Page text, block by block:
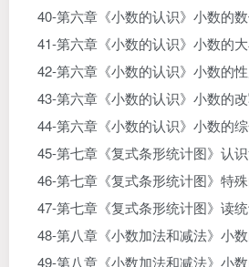
40-第六章《小数的认识》小数的
41-第六章《小数的认识》小数的
42-第六章《小数的认识》小数的
43-第六章《小数的认识》小数的
44-第六章《小数的认识》小数的
45-第七章《复式条形统计图》认
46-第七章《复式条形统计图》特
47-第七章《复式条形统计图》读
48-第八章《小数加法和减法》小
49-第八章《小数加法和减法》小